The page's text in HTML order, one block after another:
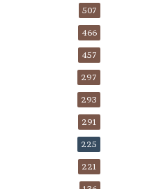
507
466
457
297
293
291
225
221